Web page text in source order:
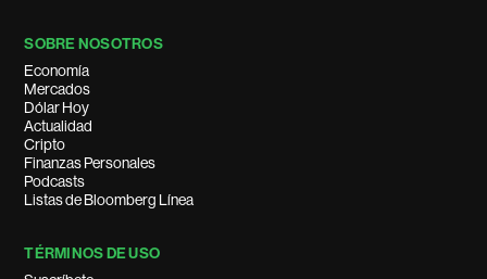
SOBRE NOSOTROS
Economía
Mercados
Dólar Hoy
Actualidad
Cripto
Finanzas Personales
Podcasts
Listas de Bloomberg Línea
TÉRMINOS DE USO